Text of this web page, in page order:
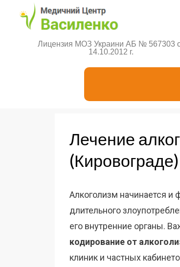
Лицензия МОЗ Украини АБ № 567303
14.10.2012 г.
Лечение
(Кировограде)
Алкоголизм начинается и
длительного
его внутренние органы.
кодирование от
клиник и частных